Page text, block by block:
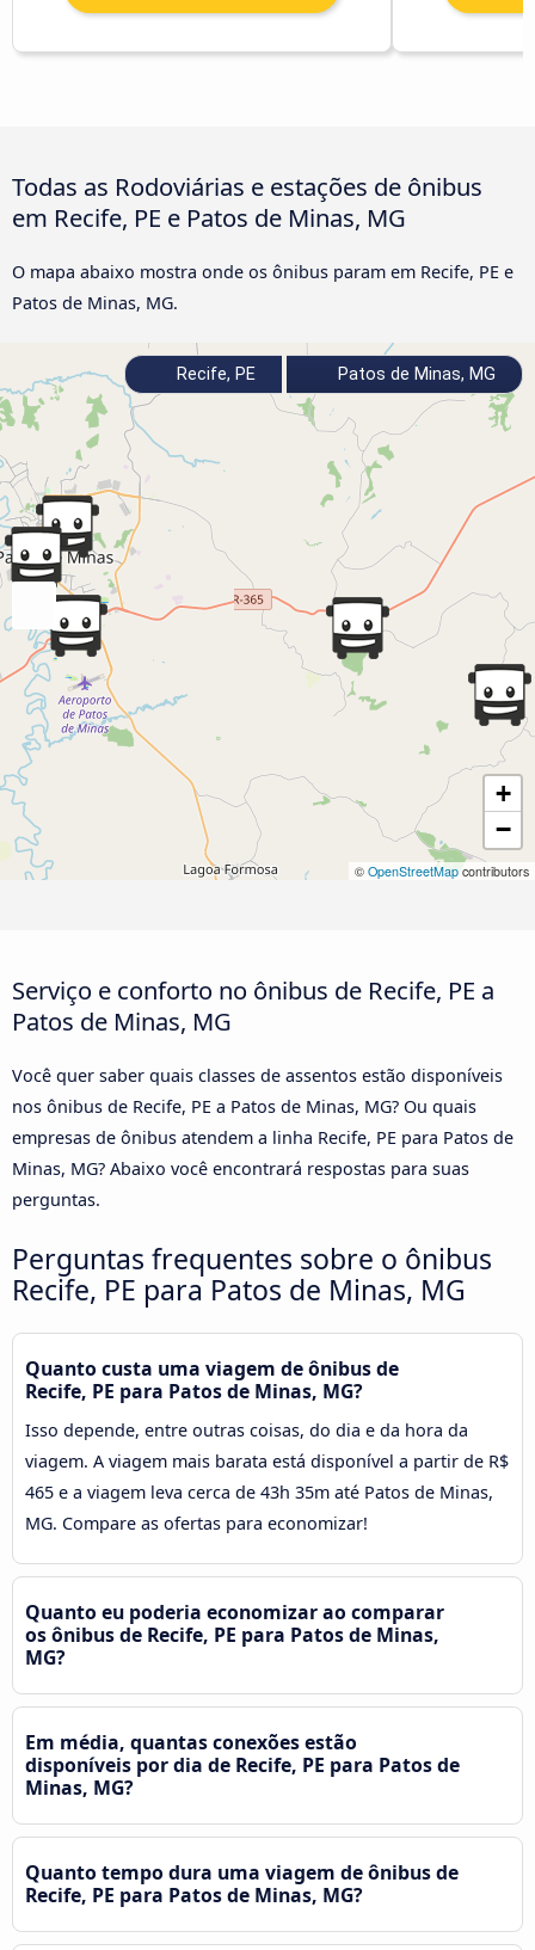
Todas as Rodoviárias e estações de ônibus
em Recife, PE e Patos de Minas, MG
O mapa abaixo mostra onde os ônibus param em Recife, PE e
Patos de Minas, MG.
+
−
© OpenStreetMap contributors
Recife, PE Patos de Minas, MG
Serviço e conforto no ônibus de Recife, PE a
Patos de Minas, MG
Você quer saber quais classes de assentos estão disponíveis
nos ônibus de Recife, PE a Patos de Minas, MG? Ou quais
empresas de ônibus atendem a linha Recife, PE para Patos de
Minas, MG? Abaixo você encontrará respostas para suas
perguntas.
Perguntas frequentes sobre o ônibus
Recife, PE para Patos de Minas, MG
Quanto custa uma viagem de ônibus de
Recife, PE para Patos de Minas, MG?
Isso depende, entre outras coisas, do dia e da hora da
viagem. A viagem mais barata está disponível a partir de R$
465 e a viagem leva cerca de 43h 35m até Patos de Minas,
MG. Compare as ofertas para economizar!
Quanto eu poderia economizar ao comparar
os ônibus de Recife, PE para Patos de Minas,
MG?
Em média, quantas conexões estão
disponíveis por dia de Recife, PE para Patos de
Minas, MG?
Quanto tempo dura uma viagem de ônibus de
Recife, PE para Patos de Minas, MG?